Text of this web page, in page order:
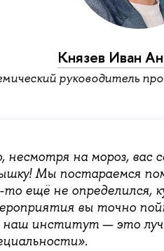
Князев Иван
руководитель
несмотря на мороз, вас
Мы постараемся
ещё не определился,
вы точно
институт — это